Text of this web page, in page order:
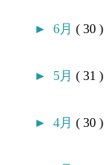
►6月( 30 )
► 5月( 31 )
►4月( 30 )